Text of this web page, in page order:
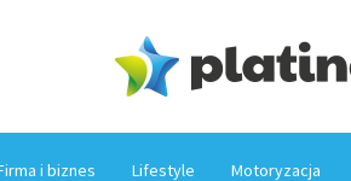
i biznes Lifestyle Motoryzacja